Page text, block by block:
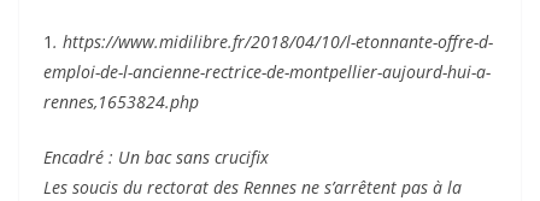
1. https://www.midilibre.fr/2018/04/10/l-etonnante-offre-d-
emploi-de-l-ancienne-rectrice-de-montpellier-aujourd-hui-a-
rennes,1653824.php
Encadré : Un bac sans crucifix
Les soucis du rectorat des Rennes ne s’arrêtent pas à la